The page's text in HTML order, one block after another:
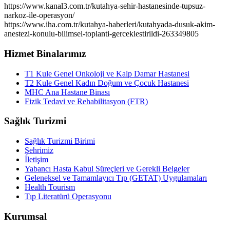
https://www.kanal3.com.tr/kutahya-sehir-hastanesinde-tupsuz-
narkoz-ile-operasyon/
https://www.iha.com.tr/kutahya-haberleri/kutahyada-dusuk-akim-
anestezi-konulu-bilimsel-toplanti-gerceklestirildi-263349805
Hizmet Binalarımız
T1 Kule Genel Onkoloji ve Kalp Damar Hastanesi
T2 Kule Genel Kadın Doğum ve Çocuk Hastanesi
MHC Ana Hastane Binası
Fizik Tedavi ve Rehabilitasyon (FTR)
Sağlık Turizmi
Sağlık Turizmi Birimi
Şehrimiz
İletişim
Yabancı Hasta Kabul Süreçleri ve Gerekli Belgeler
Geleneksel ve Tamamlayıcı Tıp (GETAT) Uygulamaları
Health Tourism
Tıp Literatürü Operasyonu
Kurumsal